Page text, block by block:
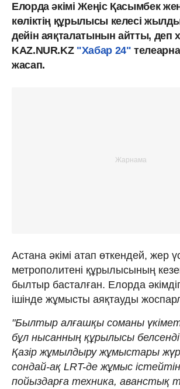
Елорда әкімі Жеңіс Қасымбек
көліктің құрылысы келесі
дейін аяқталатынын айтты, деп
KAZ.NUR.KZ "Хабар 24"
жасап.
Астана әкімі атап өткендей, жер
метрополитені құрылысының
былтыр басталған. Елорда
ішінде жұмысты аяқтауды
"Былтыр алғашқы соманы
бұл нысанның құрылысы белсенді
Қазір жұмылдыру жұмыстары
сондай-ақ LRT-де жұмыс
пойыздарға техника, аванстық